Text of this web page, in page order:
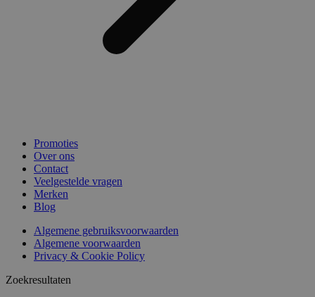
Promoties
Over ons
Contact
Veelgestelde vragen
Merken
Blog
Algemene gebruiksvoorwaarden
Algemene voorwaarden
Privacy & Cookie Policy
Zoekresultaten